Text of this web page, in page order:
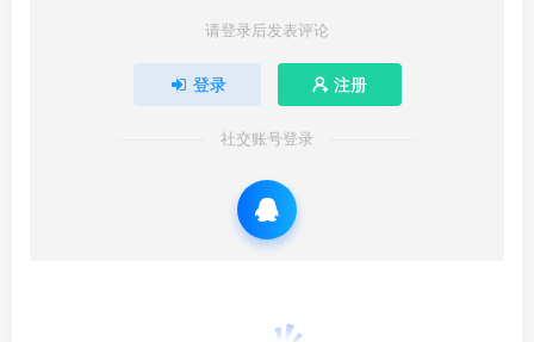
请登录后发表评论
登录 注册
社交账号登录